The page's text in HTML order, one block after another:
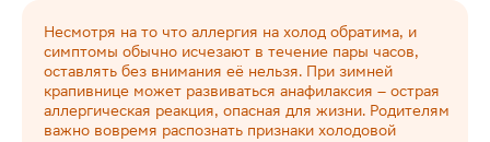
Несмотря на то что аллергия на холод обратима, и
симптомы обычно исчезают в течение пары часов,
оставлять без внимания её нельзя. При зимней
крапивнице может развиваться анафилаксия – острая
аллергическая реакция, опасная для жизни. Родителям
важно вовремя распознать признаки холодовой